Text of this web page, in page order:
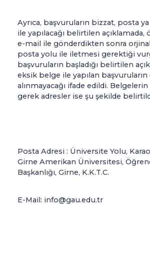
Ayrıca, başvuruların bizzat, posta
ile yapılacağı belirtilen
e-mail ile gönderdikten sonra
posta yolu ile iletmesi gerektiği
başvuruların başladığı belirtilen
eksik belge ile yapılan
alınmayacağı ifade edildi.
gerek adresler ise şu şekilde
Posta Adresi : Üniversite Yolu,
Girne Amerikan Üniversitesi,
Başkanlığı, Girne, K.K.T.C.
E-Mail: info@gau.edu.tr